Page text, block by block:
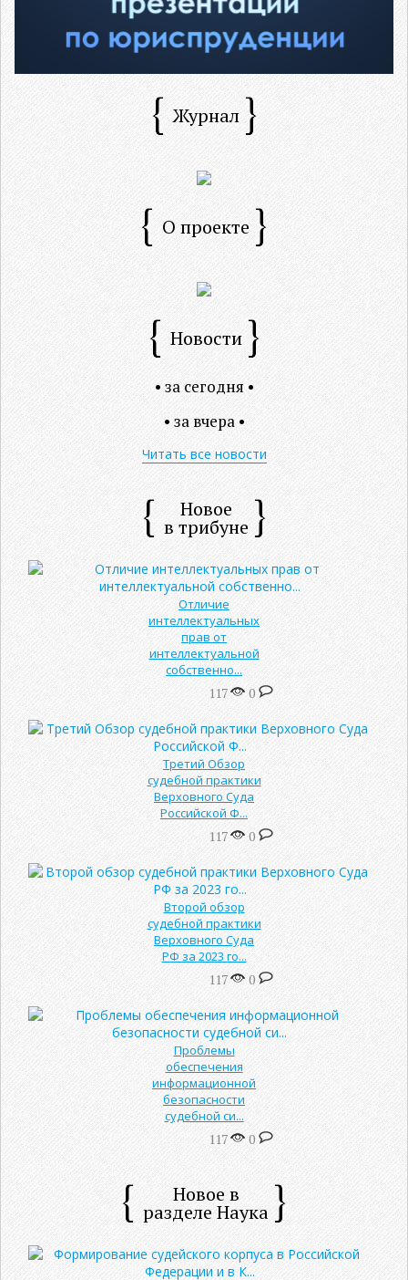
Журнал
О проекте
Новости
• за сегодня •
• за вчера •
Читать все новости
Новое
в трибуне
Отличие
интеллектуальных
прав от
интеллектуальной
собственно...
117 0
Третий Обзор
судебной практики
Верховного Суда
Российской Ф...
117 0
Второй обзор
судебной практики
Верховного Суда
РФ за 2023 го...
117 0
Проблемы
обеспечения
информационной
безопасности
судебной си...
117 0
Новое в
разделе Наука